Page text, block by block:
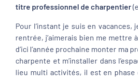
titre professionnel de charpentier
Pour l’instant je suis en vacances,
rentrée, j’aimerais bien me mettre
d’ici l’année prochaine monter ma
charpente et m’installer dans
lieu multi activités, il est en phase